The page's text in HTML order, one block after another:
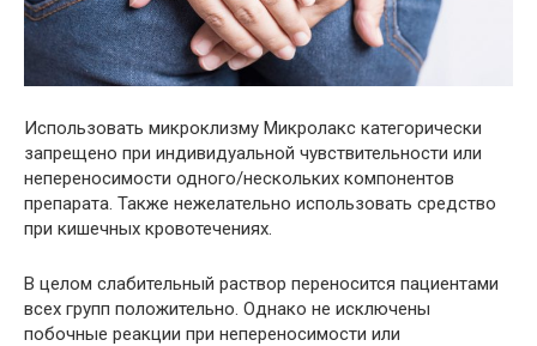
Использовать микроклизму Микролакс категорически
запрещено при индивидуальной чувствительности или
непереносимости одного/нескольких компонентов
препарата. Также нежелательно использовать средство
при кишечных кровотечениях.
В целом слабительный раствор переносится пациентами
всех групп положительно. Однако не исключены
побочные реакции при непереносимости или